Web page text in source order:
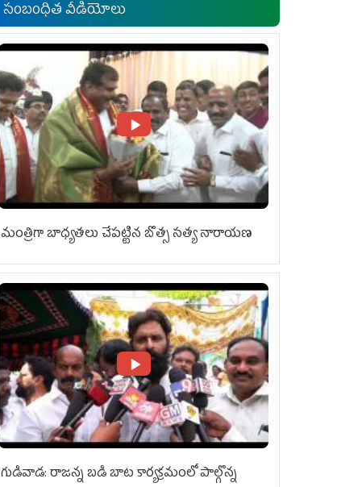
సంబంధిత వీడియోలు
మంత్రిగా బాధ్యతలు చేపట్టిన బొత్స సత్య నారాయణ
గుడివాడ: రాజన్న బడి బాట కార్యక్రమంలో పాల్గొన్న